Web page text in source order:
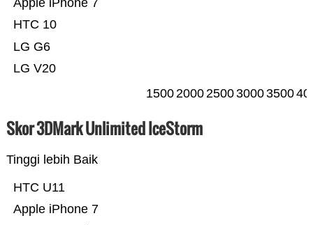
LG V20
LG G6
HTC 10
Apple iPhone 7
15002000250030003500
Skor 3DMark Unlimited IceStorm
Tinggi lebih Baik
Apple iPhone 7
HTC U11